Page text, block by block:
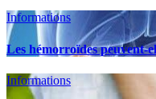
Informations
Les hémorroïdes peuvent-
Informations